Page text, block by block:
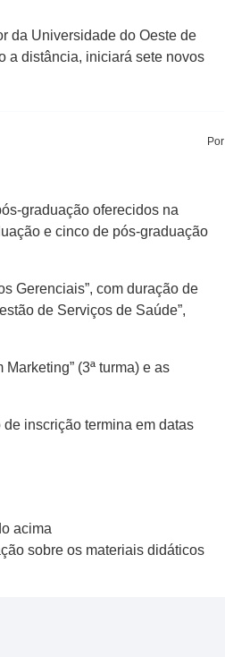
da Universidade do Oeste de
a distância, iniciará sete novos
Por
graduação oferecidos na
e cinco de pós-graduação
Gerenciais”, com duração de
de Serviços de Saúde”,
(3ª turma) e as
inscrição termina em datas
acima
sobre os materiais didáticos